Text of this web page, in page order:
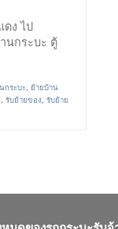
ง ไป
นกระบะ ตู้
กระบะ
ย้ายบ้าน
,รับย้ายของ ,รับย้าย